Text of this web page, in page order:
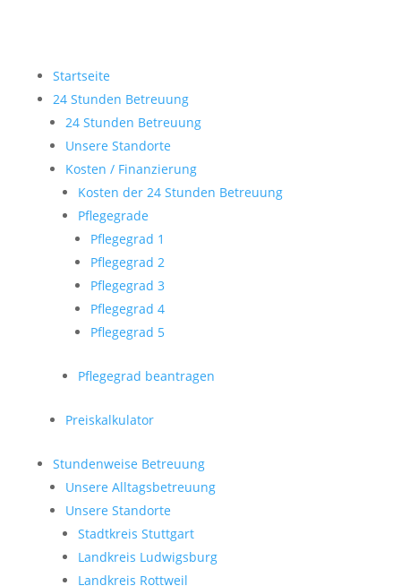
Startseite
24 Stunden Betreuung
24 Stunden Betreuung
Unsere Standorte
Kosten / Finanzierung
Kosten der 24 Stunden Betreuung
Pflegegrade
Pflegegrad 1
Pflegegrad 2
Pflegegrad 3
Pflegegrad 4
Pflegegrad 5
Pflegegrad beantragen
Preiskalkulator
Stundenweise Betreuung
Unsere Alltagsbetreuung
Unsere Standorte
Stadtkreis Stuttgart
Landkreis Ludwigsburg
Landkreis Rottweil